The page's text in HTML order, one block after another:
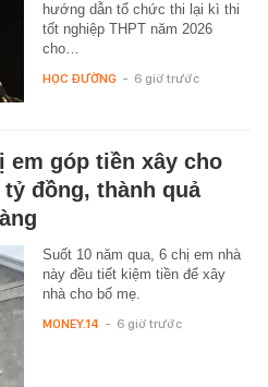
hướng dẫn tổ chức thi lại kì thi
tốt nghiệp THPT năm 2026
cho…
HỌC ĐƯỜNG - 6 giờ trước
em góp tiền xây cho
tỷ đồng, thành quả
Suốt 10 năm qua, 6 chị em nhà
này đều tiết kiệm tiền để xây
nhà cho bố mẹ.
MONEY.14 - 6 giờ trước